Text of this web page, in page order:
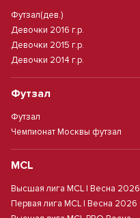
Футзал(дев.)
Девочки 2016 г.р.
Девочки 2015 г.р.
Девочки 2014 г.р.
Футзал
Футзал
Чемпионат Москвы футзал
MCL
Высшая лига MCL | Весна 2026
Первая лига MCL | Весна 2026